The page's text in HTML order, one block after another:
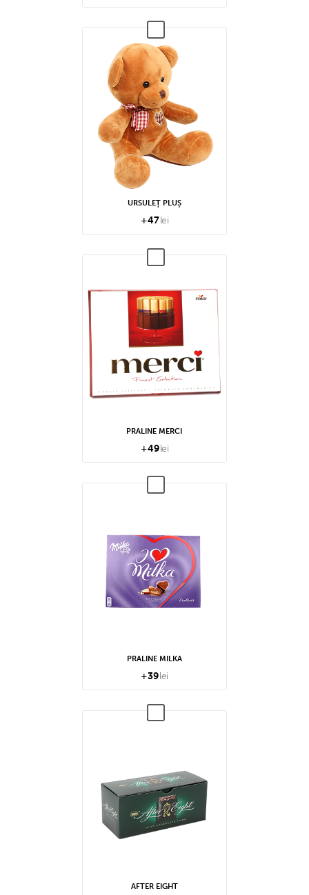
URSULEȚ PLUȘ
+47lei
PRALINE MERCI
+49lei
PRALINE MILKA
+39lei
AFTER EIGHT